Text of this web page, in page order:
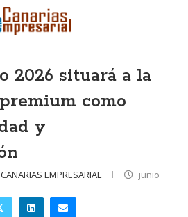
2026 situará a la
como
y
EMPRESARIAL
junio